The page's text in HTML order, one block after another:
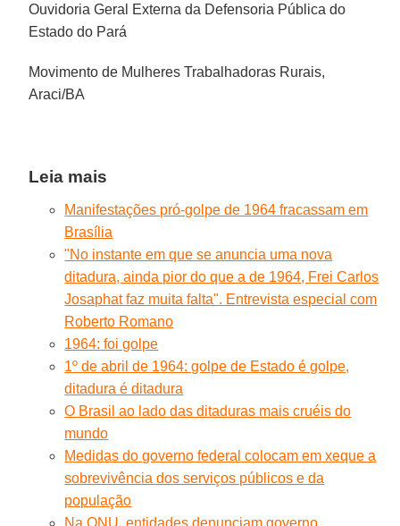
Ouvidoria Geral Externa da Defensoria Pública do
Estado do Pará
Movimento de Mulheres Trabalhadoras Rurais,
Araci/BA
Leia mais
Manifestações pró-golpe de 1964 fracassam em
Brasília
"No instante em que se anuncia uma nova
ditadura, ainda pior do que a de 1964, Frei Carlos
Josaphat faz muita falta". Entrevista especial com
Roberto Romano
1964: foi golpe
1º de abril de 1964: golpe de Estado é golpe,
ditadura é ditadura
O Brasil ao lado das ditaduras mais cruéis do
mundo
Medidas do governo federal colocam em xeque a
sobrevivência dos serviços públicos e da
população
Na ONU, entidades denunciam governo